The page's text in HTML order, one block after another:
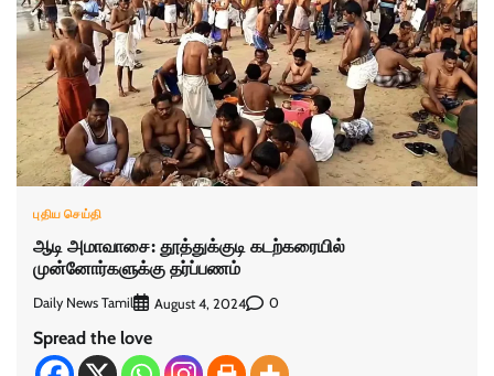
புதிய செய்தி
ஆடி அமாவாசை: தூத்துக்குடி கடற்கரையில்
முன்னோர்களுக்கு தர்ப்பணம்
Daily News Tamil August 4, 2024 0
Spread the love